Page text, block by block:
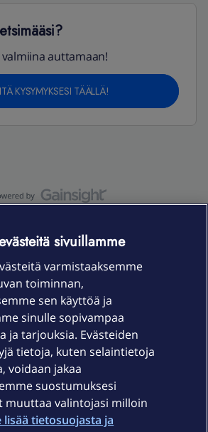
auttamaan!
KYSYMYKSESI TÄÄLLÄ!
sivuillamme
varmistaaksemme
toiminnan,
sen käyttöä ja
sinulle sopivampaa
ja tarjouksia. Evästeiden
tietoja, kuten selaintietoja
voidaan jakaa
suostumuksesi
muuttaa valintojasi milloin
lisää tietosuojasta ja